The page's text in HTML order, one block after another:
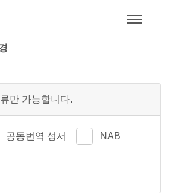
만 가능합니다.
공동번역 성서 NAB